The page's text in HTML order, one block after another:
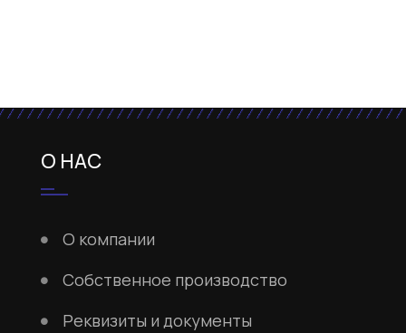
О НАС
О компании
Собственное производство
Реквизиты и документы